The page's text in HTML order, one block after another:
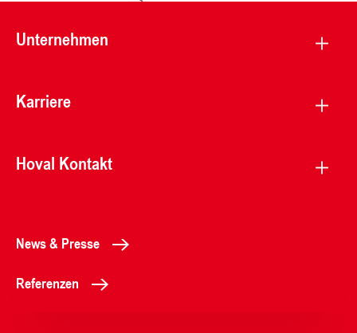
Unternehmen
Karriere
Hoval Kontakt
News & Presse
Referenzen